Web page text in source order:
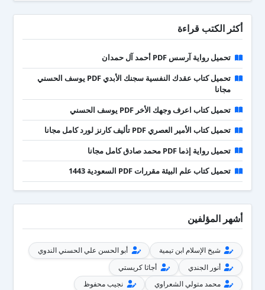
أكثر الكتب قراءة
تحميل رواية آرسس PDF أحمد آل حمدان
تحميل كتاب عقدك النفسية سجنك الأبدي PDF يوسف الحسني
مجانا
تحميل كتاب اعرف وجهك الأخر PDF يوسف الحسني
تحميل كتاب الأمير العصري PDF تأليف كارنز لورد كامل مجانا
تحميل رواية إذما PDF محمد صادق كامل مجانا
تحميل كتاب علم البيئة مقررات PDF السعودية 1443
أشهر المؤلفين
شيخ الإسلام ابن تيمية
أبو الحسن علي الحسني الندوي
أنور الجندي
أجاثا كريستي
محمد متولي الشعراوي
نجيب محفوظ